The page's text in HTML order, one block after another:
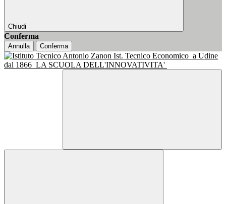
Chiudi
Conferma
Annulla Conferma
Ist. Tecnico Economico a Udine
dal 1866 LA SCUOLA DELL'INNOVATIVITA'